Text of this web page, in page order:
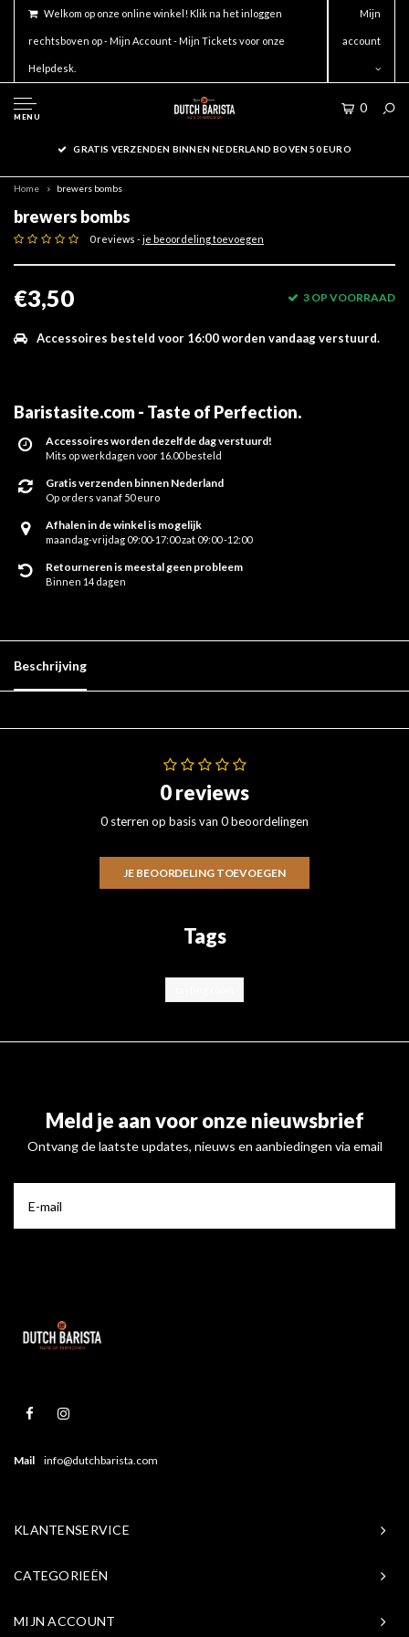
Welkom op onze online winkel! Klik na het inloggen
rechtsboven op - Mijn Account - Mijn Tickets voor onze
Helpdesk.
Mijn
account
MENU
0
GRATIS VERZENDEN BINNEN NEDERLAND BOVEN 50 EURO
Home brewers bombs
brewers bombs
0 reviews -je beoordeling toevoegen
€3,50 3 OP VOORRAAD
Accessoires besteld voor 16:00 worden vandaag verstuurd.
Baristasite.com - Taste of Perfection.
Accessoires worden dezelfde dag verstuurd!
Mits op werkdagen voor 16.00 besteld
Gratis verzenden binnen Nederland
Op orders vanaf 50 euro
Afhalen in de winkel is mogelijk
maandag-vrijdag 09:00-17:00 zat 09:00 -12:00
Retourneren is meestal geen probleem
Binnen 14 dagen
Beschrijving
0 reviews
0 sterren op basis van 0 beoordelingen
JE BEOORDELING TOEVOEGEN
Tags
Meld je aan voor onze nieuwsbrief
Ontvang de laatste updates, nieuws en aanbiedingen via email
Mail info@dutchbarista.com
KLANTENSERVICE
CATEGORIEËN
MIJN ACCOUNT